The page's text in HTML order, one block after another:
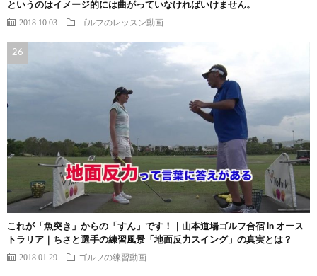
というのはイメージ的には曲がっていなければいけません。
2018.10.03 ゴルフのレッスン動画
これが「魚突き」からの「すん」です！｜山本道場ゴルフ合宿 in オース
トラリア｜ちさと選手の練習風景「地面反力スイング」の真実とは？
2018.01.29 ゴルフの練習動画